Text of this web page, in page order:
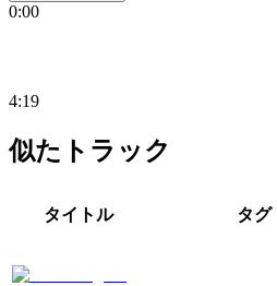
0:00
4:19
似たトラック
タイトル タグ